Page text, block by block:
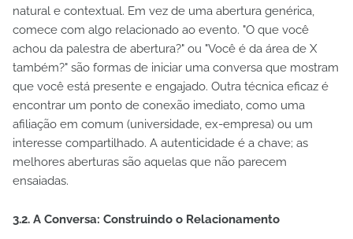
natural e contextual. Em vez de uma abertura genérica,
comece com algo relacionado ao evento. "O que você
achou da palestra de abertura?" ou "Você é da área de X
também?" são formas de iniciar uma conversa que mostram
que você está presente e engajado. Outra técnica eficaz é
encontrar um ponto de conexão imediato, como uma
afiliação em comum (universidade, ex-empresa) ou um
interesse compartilhado. A autenticidade é a chave; as
melhores aberturas são aquelas que não parecem
ensaiadas.
3.2. A Conversa: Construindo o Relacionamento